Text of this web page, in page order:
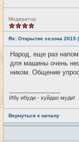
Н
е
в
с
е
т
и
Модератор
Re: Открытие сезона 2015
Народ, еще раз
для машины очень
ником. Общение
Ибу ибуди - хуйдао муди!
Вернуться к началу